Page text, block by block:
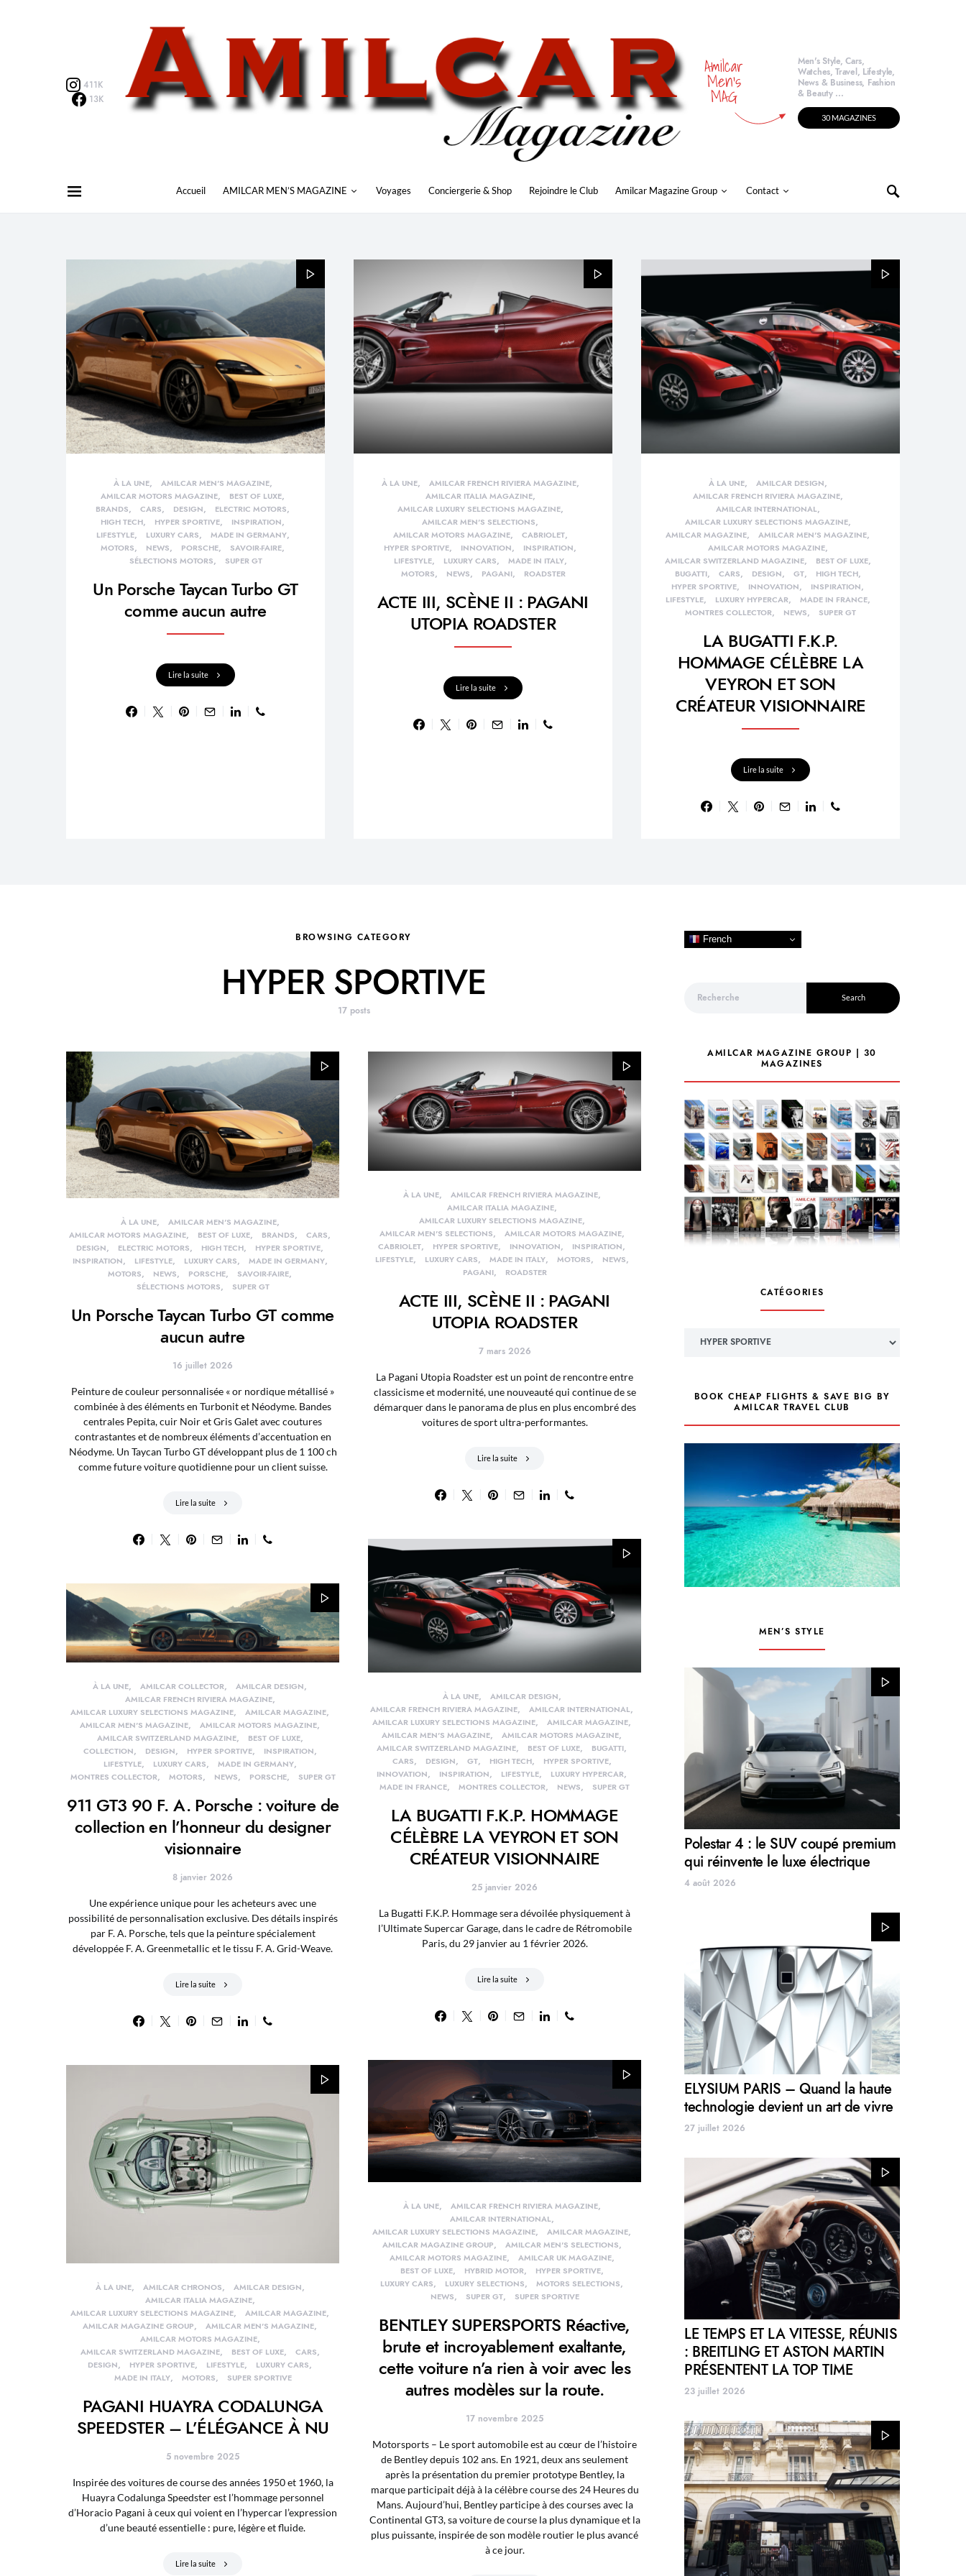
411K
13K
Amilcar
Men's
MAG
Men's Style, Cars,
Watches, Travel, Lifestyle,
News & Business, Fashion
& Beauty ...
30 MAGAZINES
Accueil AMILCAR MEN’S MAGAZINE Voyages Conciergerie & Shop Rejoindre le Club Amilcar Magazine Group Contact
À LA UNE
AMILCAR MEN'S MAGAZINE
AMILCAR MOTORS MAGAZINE
BEST OF LUXE
BRANDS
CARS DESIGN
ELECTRIC MOTORS
HIGH TECH
HYPER SPORTIVE
INSPIRATION
LIFESTYLE
LUXURY CARS
MADE IN GERMANY
MOTORS
NEWS PORSCHE
SAVOIR-FAIRE
SÉLECTIONS MOTORS
SUPER GT
Un Porsche Taycan Turbo GT
comme aucun autre
Lire la suite
À LA UNE
AMILCAR FRENCH RIVIERA MAGAZINE
AMILCAR ITALIA MAGAZINE
AMILCAR LUXURY SELECTIONS MAGAZINE
AMILCAR MEN'S SELECTIONS
AMILCAR MOTORS MAGAZINE
CABRIOLET
HYPER SPORTIVE
INNOVATION
INSPIRATION
LIFESTYLE
LUXURY CARS
MADE IN ITALY
MOTORS
NEWS PAGANI ROADSTER
ACTE III, SCÈNE II : PAGANI
UTOPIA ROADSTER
Lire la suite
À LA UNE
AMILCAR DESIGN
AMILCAR FRENCH RIVIERA MAGAZINE
AMILCAR INTERNATIONAL
AMILCAR LUXURY SELECTIONS MAGAZINE
AMILCAR MAGAZINE
AMILCAR MEN'S MAGAZINE
AMILCAR MOTORS MAGAZINE
AMILCAR SWITZERLAND MAGAZINE
BEST OF LUXE
BUGATTI
CARS DESIGN GT
HIGH TECH
HYPER SPORTIVE
INNOVATION
INSPIRATION
LIFESTYLE
LUXURY HYPERCAR
MADE IN FRANCE
MONTRES COLLECTOR
NEWS SUPER GT
LA BUGATTI F.K.P.
HOMMAGE CÉLÈBRE LA
VEYRON ET SON
CRÉATEUR VISIONNAIRE
Lire la suite
BROWSING CATEGORY
HYPER SPORTIVE
17 posts
À LA UNE
AMILCAR MEN'S MAGAZINE
AMILCAR MOTORS MAGAZINE
BEST OF LUXE BRANDS
CARS
DESIGN
ELECTRIC MOTORS HIGH TECH
HYPER SPORTIVE
INSPIRATION
LIFESTYLE LUXURY CARS
MADE IN GERMANY
MOTORS
NEWS PORSCHE
SAVOIR-FAIRE
SÉLECTIONS MOTORS
SUPER GT
Un Porsche Taycan Turbo GT comme
aucun autre
16 juillet 2026
Peinture de couleur personnalisée « or nordique métallisé »
combinée à des éléments en Turbonit et Néodyme. Bandes
centrales Pepita, cuir Noir et Gris Galet avec coutures
contrastantes et de nombreux éléments d’accentuation en
Néodyme. Un Taycan Turbo GT développant plus de 1 100 ch
comme future voiture quotidienne pour un client suisse.
Lire la suite
À LA UNE AMILCAR COLLECTOR
AMILCAR DESIGN
AMILCAR FRENCH RIVIERA MAGAZINE
AMILCAR LUXURY SELECTIONS MAGAZINE
AMILCAR MAGAZINE
AMILCAR MEN'S MAGAZINE
AMILCAR MOTORS MAGAZINE
AMILCAR SWITZERLAND MAGAZINE
BEST OF LUXE
COLLECTION
DESIGN HYPER SPORTIVE
INSPIRATION
LIFESTYLE
LUXURY CARS
MADE IN GERMANY
MONTRES COLLECTOR
MOTORS NEWS PORSCHE SUPER GT
911 GT3 90 F. A. Porsche : voiture de
collection en l’honneur du designer
visionnaire
8 janvier 2026
Une expérience unique pour les acheteurs avec une
possibilité de personnalisation exclusive. Des détails inspirés
par F. A. Porsche, tels que la peinture spécialement
développée F. A. Greenmetallic et le tissu F. A. Grid-Weave.
Lire la suite
À LA UNE AMILCAR CHRONOS
AMILCAR DESIGN
AMILCAR ITALIA MAGAZINE
AMILCAR LUXURY SELECTIONS MAGAZINE
AMILCAR MAGAZINE
AMILCAR MAGAZINE GROUP
AMILCAR MEN'S MAGAZINE
AMILCAR MOTORS MAGAZINE
AMILCAR SWITZERLAND MAGAZINE
BEST OF LUXE
CARS
DESIGN
HYPER SPORTIVE LIFESTYLE
LUXURY CARS
MADE IN ITALY
MOTORS SUPER SPORTIVE
PAGANI HUAYRA CODALUNGA
SPEEDSTER – L’ÉLÉGANCE À NU
5 novembre 2025
Inspirée des voitures de course des années 1950 et 1960, la
Huayra Codalunga Speedster est l’hommage personnel
d’Horacio Pagani à ceux qui voient en l’hypercar l’expression
d’une beauté essentielle : pure, légère et fluide.
Lire la suite
À LA UNE
AMILCAR FRENCH RIVIERA MAGAZINE
AMILCAR ITALIA MAGAZINE
AMILCAR LUXURY SELECTIONS MAGAZINE
AMILCAR MEN'S SELECTIONS
AMILCAR MOTORS MAGAZINE
CABRIOLET
HYPER SPORTIVE INNOVATION
INSPIRATION
LIFESTYLE
LUXURY CARS MADE IN ITALY MOTORS
NEWS
PAGANI
ROADSTER
ACTE III, SCÈNE II : PAGANI
UTOPIA ROADSTER
7 mars 2026
La Pagani Utopia Roadster est un point de rencontre entre
classicisme et modernité, une nouveauté qui continue de se
démarquer dans le panorama de plus en plus encombré des
voitures de sport ultra-performantes.
Lire la suite
À LA UNE
AMILCAR DESIGN
AMILCAR FRENCH RIVIERA MAGAZINE
AMILCAR INTERNATIONAL
AMILCAR LUXURY SELECTIONS MAGAZINE
AMILCAR MAGAZINE
AMILCAR MEN'S MAGAZINE
AMILCAR MOTORS MAGAZINE
AMILCAR SWITZERLAND MAGAZINE
BEST OF LUXE
BUGATTI
CARS
DESIGN GT HIGH TECH
HYPER SPORTIVE
INNOVATION
INSPIRATION LIFESTYLE
LUXURY HYPERCAR
MADE IN FRANCE
MONTRES COLLECTOR NEWS SUPER GT
LA BUGATTI F.K.P. HOMMAGE
CÉLÈBRE LA VEYRON ET SON
CRÉATEUR VISIONNAIRE
25 janvier 2026
La Bugatti F.K.P. Hommage sera dévoilée physiquement à
l’Ultimate Supercar Garage, dans le cadre de Rétromobile
Paris, du 29 janvier au 1 février 2026.
Lire la suite
À LA UNE
AMILCAR FRENCH RIVIERA MAGAZINE
AMILCAR INTERNATIONAL
AMILCAR LUXURY SELECTIONS MAGAZINE
AMILCAR MAGAZINE
AMILCAR MAGAZINE GROUP
AMILCAR MEN'S SELECTIONS
AMILCAR MOTORS MAGAZINE
AMILCAR UK MAGAZINE
BEST OF LUXE
HYBRID MOTOR
HYPER SPORTIVE
LUXURY CARS
LUXURY SELECTIONS
MOTORS SELECTIONS
NEWS
SUPER GT SUPER SPORTIVE
BENTLEY SUPERSPORTS Réactive,
brute et incroyablement exaltante,
cette voiture n’a rien à voir avec les
autres modèles sur la route.
17 novembre 2025
Motorsports – Le sport automobile est au cœur de l’histoire
de Bentley depuis 102 ans. En 1921, deux ans seulement
après la présentation du premier prototype Bentley, la
marque participait déjà à la célèbre course des 24 Heures du
Mans. Aujourd’hui, Bentley participe à des courses avec la
Continental GT3, sa voiture de course la plus dynamique et la
plus puissante, inspirée de son modèle routier le plus avancé
à ce jour.
French
Search
AMILCAR MAGAZINE GROUP | 30
MAGAZINES
CATÉGORIES
BOOK CHEAP FLIGHTS & SAVE BIG BY
AMILCAR TRAVEL CLUB
MEN’S STYLE
Polestar 4 : le SUV coupé premium
qui réinvente le luxe électrique
4 août 2026
ELYSIUM PARIS – Quand la haute
technologie devient un art de vivre
27 juillet 2026
LE TEMPS ET LA VITESSE, RÉUNIS
: BREITLING ET ASTON MARTIN
PRÉSENTENT LA TOP TIME
23 juillet 2026